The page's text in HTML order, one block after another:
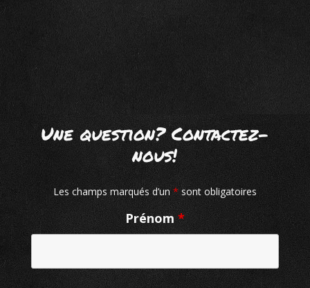
Une question? Contactez-
nous!
Les champs marqués d’un*sont obligatoires
Prénom*